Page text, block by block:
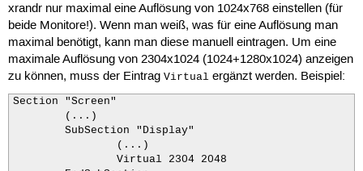
xrandr nur maximal eine Auflösung von 1024x768 einstellen (für
beide Monitore!). Wenn man weiß, was für eine Auflösung man
maximal benötigt, kann man diese manuell eintragen. Um eine
maximale Auflösung von 2304x1024 (1024+1280x1024) anzeigen
zu können, muss der Eintrag Virtual ergänzt werden. Beispiel:
Section "Screen"